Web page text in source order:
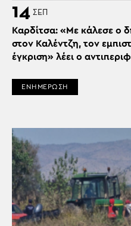
14 ΣΕΠ
Καρδίτσα: «Με κάλεσε ο
στον Καλέντζη, τον
έγκριση» λέει ο
ΕΝΗΜΕΡΩΣΗ